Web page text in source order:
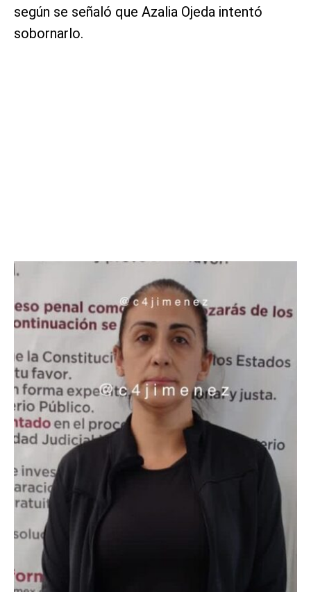
según se señaló que Azalia Ojeda intentó
sobornarlo.